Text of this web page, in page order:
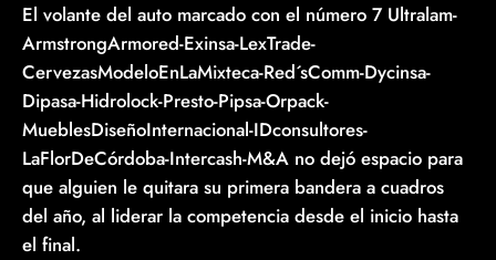
El volante del auto marcado con el número 7 Ultralam-
ArmstrongArmored-Exinsa-LexTrade-
CervezasModeloEnLaMixteca-Red´sComm-Dycinsa-
Dipasa-Hidrolock-Presto-Pipsa-Orpack-
MueblesDiseñoInternacional-IDconsultores-
LaFlorDeCórdoba-Intercash-M&A no dejó espacio para
que alguien le quitara su primera bandera a cuadros
del año, al liderar la competencia desde el inicio hasta
el final.